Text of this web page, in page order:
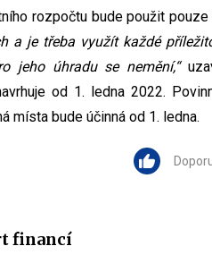
rozpočtu bude použit pouze
a je třeba využít každé
jeho úhradu se nemění,“
od 1. ledna 2022.
místa bude účinná od 1. ledna.
financí